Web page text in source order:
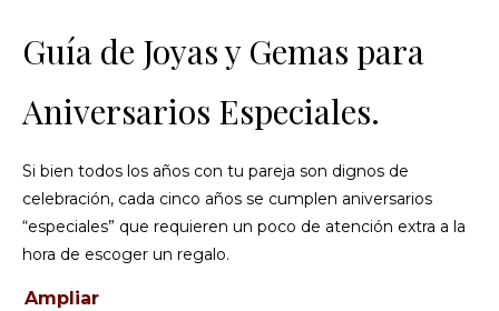
Guía de Joyas y Gemas para
Aniversarios Especiales.
Si bien todos los años con tu pareja son dignos de
celebración, cada cinco años se cumplen aniversarios
“especiales” que requieren un poco de atención extra a la
hora de escoger un regalo.
Ampliar